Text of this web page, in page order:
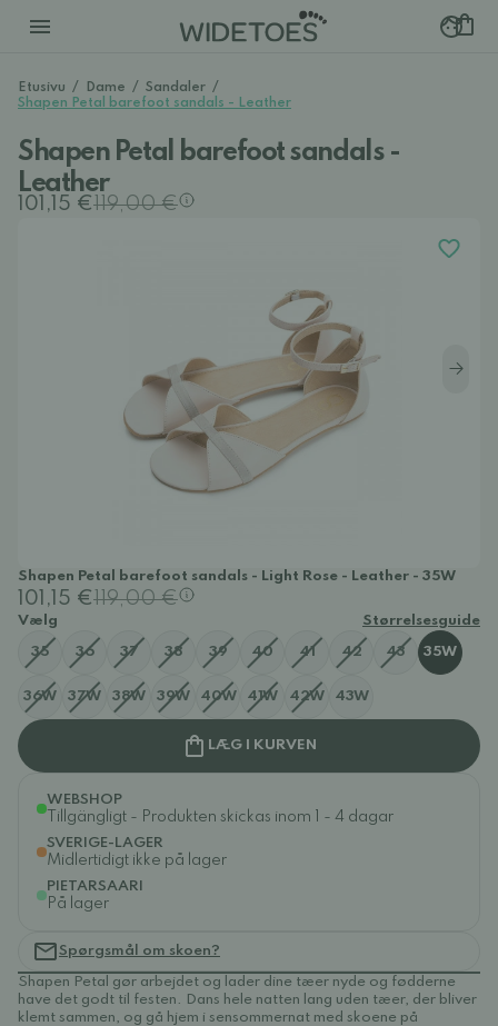
Etusivu / Dame / Sandaler /
Shapen Petal barefoot sandals - Leather
Shapen Petal barefoot sandals -
Leather
101,15 €119,00 €
Shapen Petal barefoot sandals - Light Rose - Leather - 35W
101,15 €119,00 €
Vælg Størrelsesguide
35 36 37 38 39 40 41 42 43 35W
36W 37W 38W 39W 40W 41W 42W 43W
LÆG I KURVEN
WEBSHOP
Tillgängligt - Produkten skickas inom 1 - 4 dagar
SVERIGE-LAGER
Midlertidigt ikke på lager
PIETARSAARI
På lager
Spørgsmål om skoen?
Shapen Petal gør arbejdet og lader dine tæer nyde og fødderne
have det godt til festen. Dans hele natten lang uden tæer, der bliver
klemt sammen, og gå hjem i sensommernat med skoene på